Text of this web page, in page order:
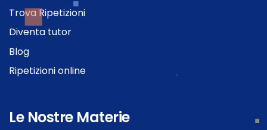
Trova Ripetizioni
Diventa tutor
Blog
Ripetizioni online
Le Nostre Materie